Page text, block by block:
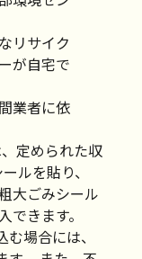
リサイク
が自宅で
業者に依
定められた収
ルを貼り、
大ごみシール
できます。
場合には、